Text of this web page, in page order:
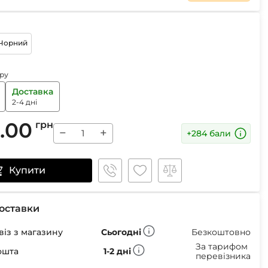
Маски для сну
Ремнабори
Доставка
2-4 дні
грн
− + +284 бали
Купити
з магазину Сьогодні
Безкоштовно
1-2 дні
За тарифом
перевізника